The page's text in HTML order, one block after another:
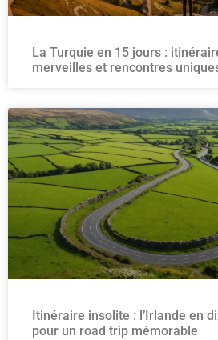
La Turquie en 15 jours :
merveilles et rencontres
Itinéraire insolite : l’Irlande en
pour un road trip mémorable